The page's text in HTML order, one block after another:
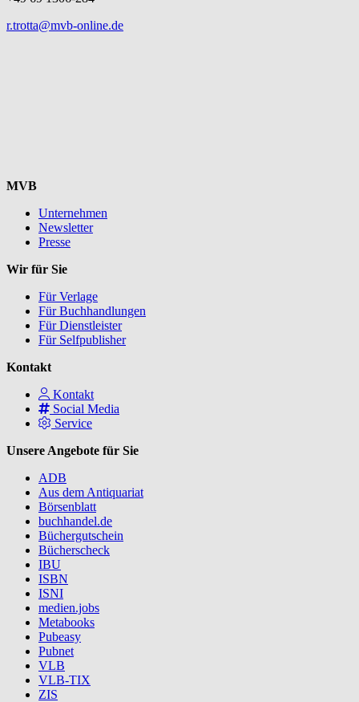
r.trotta@mvb-online.de
MVB
Unternehmen
Newsletter
Presse
Wir für Sie
Für Verlage
Für Buchhandlungen
Für Dienstleister
Für Selfpublisher
Kontakt
Kontakt
Social Media
Service
Unsere Angebote für Sie
ADB
Aus dem Antiquariat
Börsenblatt
buchhandel.de
Büchergutschein
Bücherscheck
IBU
ISBN
ISNI
medien.jobs
Metabooks
Pubeasy
Pubnet
VLB
VLB-TIX
ZIS